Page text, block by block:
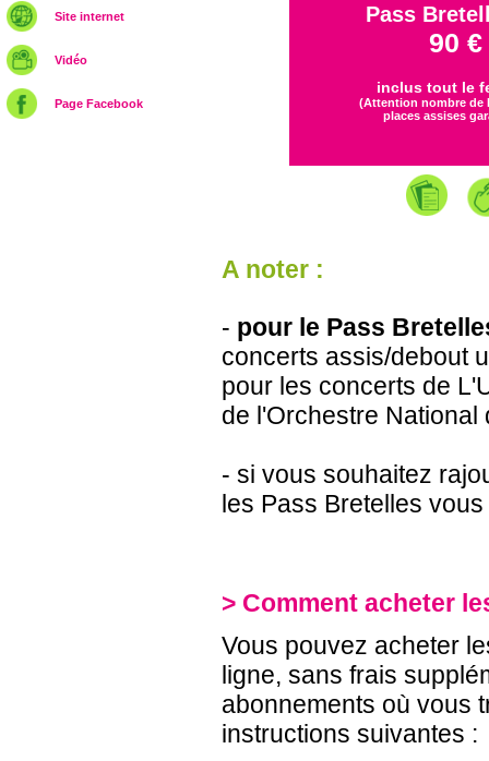
Site internet
Vidéo
Page Facebook
Pass
90 €
inclus tout le
(Attention nombre de
places assises
A noter :
- pour le Pass
concerts assis/debout
pour les concerts de
de l'Orchestre National
- si vous souhaitez
les Pass Bretelles
> Comment acheter
Vous pouvez acheter
ligne, sans frais
abonnements où vous
instructions suivantes :